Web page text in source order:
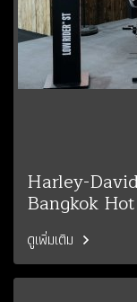
Harley-
Bangkok
ดูเพิ่มเติม